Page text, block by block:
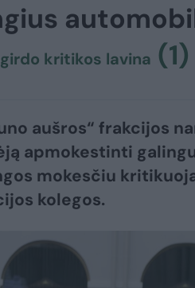
kritikos lavina (1)
aušros“ frakcijos
apmokestinti
mokesčiu
kolegos.